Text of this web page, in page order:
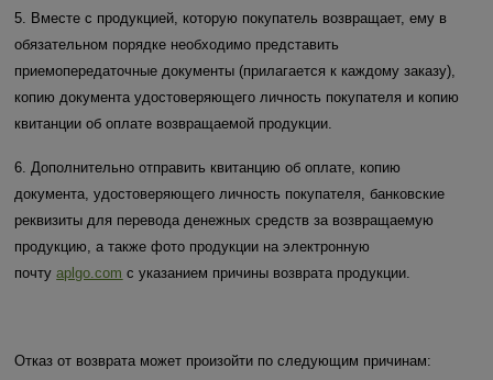
5. Вместе с продукцией, которую покупатель возвращает, ему в
обязательном порядке необходимо представить
приемопередаточные документы (прилагается к каждому заказу),
копию документа удостоверяющего личность покупателя и копию
квитанции об оплате возвращаемой продукции.
6. Дополнительно отправить квитанцию об оплате, копию
документа, удостоверяющего личность покупателя, банковские
реквизиты для перевода денежных средств за возвращаемую
продукцию, а также фото продукции на электронную
почтуaplgo.com c указанием причины возврата продукции.
Отказ от возврата может произойти по следующим причинам: